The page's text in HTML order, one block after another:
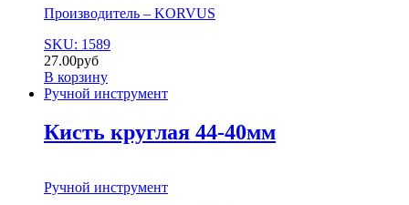
Производитель – KORVUS
SKU: 1589
27.00руб
В корзину
Ручной инструмент
Кисть круглая 44-40мм
Ручной инструмент